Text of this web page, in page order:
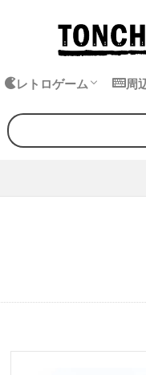
ホン
レトロゲーム
エミュレータ
中華ゲーム機
ゲームボーイ
ゲームギア
ワンダースワン
ネオジオポケット
周